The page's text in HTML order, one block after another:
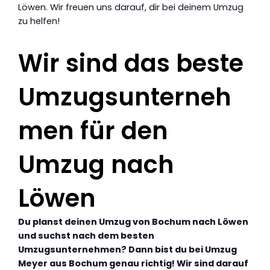
Löwen. Wir freuen uns darauf, dir bei deinem Umzug
zu helfen!
Wir sind das beste
Umzugsunterneh
men für den
Umzug nach
Löwen
Du planst deinen Umzug von Bochum nach Löwen
und suchst nach dem besten
Umzugsunternehmen? Dann bist du bei Umzug
Meyer aus Bochum genau richtig! Wir sind darauf